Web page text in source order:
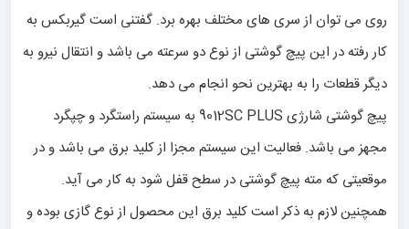
روی می توان از سری های مختلف بهره برد. گفتنی است گیربکس به
کار رفته در این پیچ گوشتی از نوع دو سرعته می باشد و انتقال نیرو به
دیگر قطعات را به بهترین نحو انجام می دهد.
پیچ گوشتی شارژی 9012SC PLUS به سیستم راستگرد و چپگرد
مجهز می باشد. فعالیت این سیستم مجزا از کلید برق می باشد و در
موقعیتی که مته پیچ گوشتی در سطح قفل شود به کار می آید.
همچنین لازم به ذکر است کلید برق این محصول از نوع گازی بوده و